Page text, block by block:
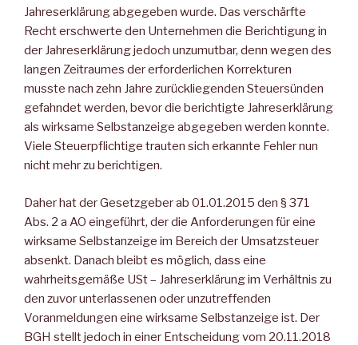
Jahreserklärung abgegeben wurde. Das verschärfte
Recht erschwerte den Unternehmen die Berichtigung in
der Jahreserklärung jedoch unzumutbar, denn wegen des
langen Zeitraumes der erforderlichen Korrekturen
musste nach zehn Jahre zurückliegenden Steuersünden
gefahndet werden, bevor die berichtigte Jahreserklärung
als wirksame Selbstanzeige abgegeben werden konnte.
Viele Steuerpflichtige trauten sich erkannte Fehler nun
nicht mehr zu berichtigen.
Daher hat der Gesetzgeber ab 01.01.2015 den § 371
Abs. 2 a AO eingeführt, der die Anforderungen für eine
wirksame Selbstanzeige im Bereich der Umsatzsteuer
absenkt. Danach bleibt es möglich, dass eine
wahrheitsgemäße USt – Jahreserklärung im Verhältnis zu
den zuvor unterlassenen oder unzutreffenden
Voranmeldungen eine wirksame Selbstanzeige ist. Der
BGH stellt jedoch in einer Entscheidung vom 20.11.2018